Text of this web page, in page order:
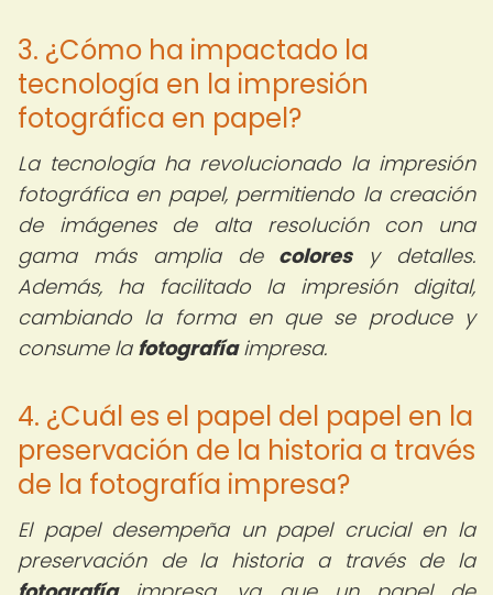
3. ¿Cómo ha impactado la
tecnología en la impresión
fotográfica en papel?
La tecnología ha revolucionado la impresión
fotográfica en papel, permitiendo la creación
de imágenes de alta resolución con una
gama más amplia de coloresy detalles.
Además, ha facilitado la impresión digital,
cambiando la forma en que se produce y
consume la fotografíaimpresa.
4. ¿Cuál es el papel del papel en la
preservación de la historia a través
de la fotografía impresa?
El papel desempeña un papel crucial en la
preservación de la historia a través de la